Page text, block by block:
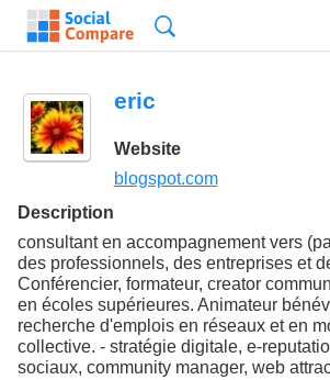
eric
Website
blogspot.com
Description
consultant en accompagnement vers
des professionnels, des entreprises et
Conférencier, formateur, creator
en écoles supérieures. Animateur
recherche d'emplois en réseaux et en
collective. - stratégie digitale, e-
sociaux, community manager, web